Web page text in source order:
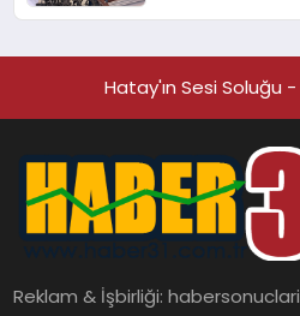
Hatay'ın Sesi Soluğu
Reklam & İşbirliği: